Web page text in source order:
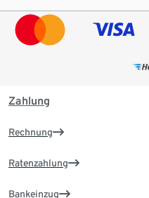
Zahlung
Rechnung
Ratenzahlung
Bankeinzug